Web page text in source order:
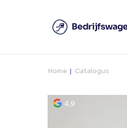
Home Catalogus